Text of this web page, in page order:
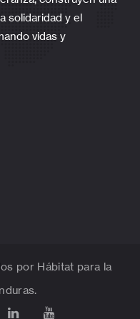
solidaridad y el
vidas y
por Hábitat para la